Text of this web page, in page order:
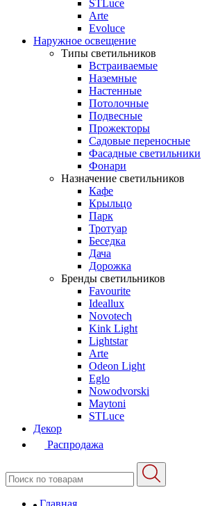
STLuce
Arte
Evoluce
Наружное освещение
Типы светильников
Встраиваемые
Наземные
Настенные
Потолочные
Подвесные
Прожекторы
Садовые переносные
Фасадные светильники
Фонари
Назначение светильников
Кафе
Крыльцо
Парк
Тротуар
Беседка
Дача
Дорожка
Бренды светильников
Favourite
Ideallux
Novotech
Kink Light
Lightstar
Arte
Odeon Light
Eglo
Nowodvorski
Maytoni
STLuce
Декор
Распродажа
Главная